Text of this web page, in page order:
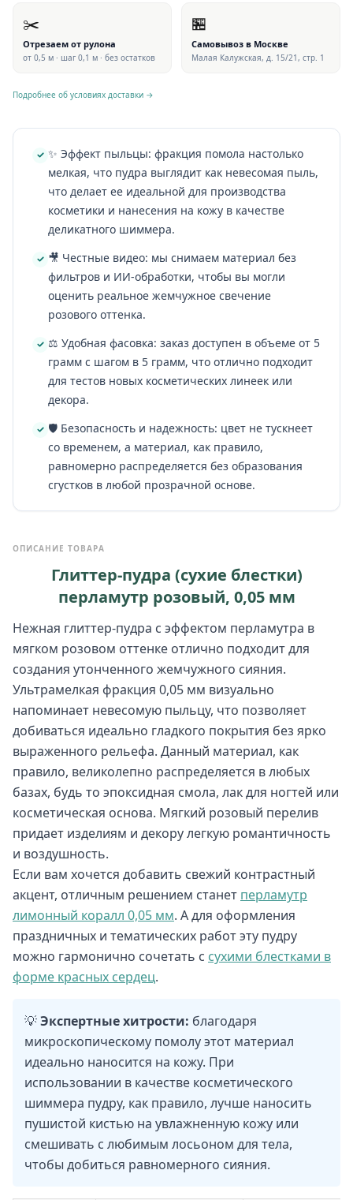
✂️
Отрезаем от рулона
от 0,5 м · шаг 0,1 м · без остатков
🏪
Самовывоз в Москве
Малая Калужская, д. 15/21, стр. 1
Подробнее об условиях доставки →
✨ Эффект пыльцы: фракция помола настолько
мелкая, что пудра выглядит как невесомая пыль,
что делает ее идеальной для производства
косметики и нанесения на кожу в качестве
деликатного шиммера.
🎥 Честные видео: мы снимаем материал без
фильтров и ИИ-обработки, чтобы вы могли
оценить реальное жемчужное свечение
розового оттенка.
⚖️ Удобная фасовка: заказ доступен в объеме от 5
грамм с шагом в 5 грамм, что отлично подходит
для тестов новых косметических линеек или
декора.
🛡️ Безопасность и надежность: цвет не тускнеет
со временем, а материал, как правило,
равномерно распределяется без образования
сгустков в любой прозрачной основе.
ОПИСАНИЕ ТОВАРА
Глиттер-пудра (сухие блестки)
перламутр розовый, 0,05 мм
Нежная глиттер-пудра с эффектом перламутра в
мягком розовом оттенке отлично подходит для
создания утонченного жемчужного сияния.
Ультрамелкая фракция 0,05 мм визуально
напоминает невесомую пыльцу, что позволяет
добиваться идеально гладкого покрытия без ярко
выраженного рельефа. Данный материал, как
правило, великолепно распределяется в любых
базах, будь то эпоксидная смола, лак для ногтей или
косметическая основа. Мягкий розовый перелив
придает изделиям и декору легкую романтичность
и воздушность.
Если вам хочется добавить свежий контрастный
акцент, отличным решением станет перламутр
лимонный коралл 0,05 мм. А для оформления
праздничных и тематических работ эту пудру
можно гармонично сочетать с сухими блестками в
форме красных сердец.
💡Экспертные хитрости: благодаря
микроскопическому помолу этот материал
идеально наносится на кожу. При
использовании в качестве косметического
шиммера пудру, как правило, лучше наносить
пушистой кистью на увлажненную кожу или
смешивать с любимым лосьоном для тела,
чтобы добиться равномерного сияния.